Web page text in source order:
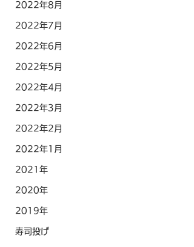
2022年8月
2022年7月
2022年6月
2022年5月
2022年4月
2022年3月
2022年2月
2022年1月
2021年
2020年
2019年
寿司投げ